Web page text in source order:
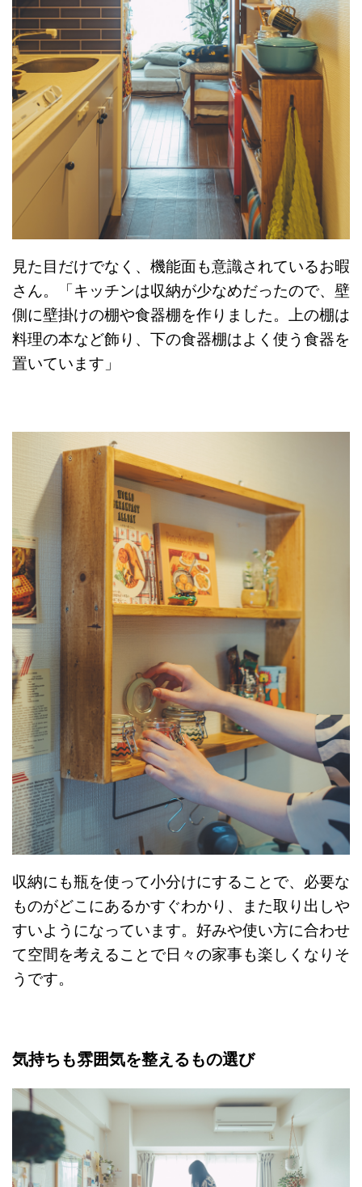
見た目だけでなく、機能面も意識されているお暇
さん。「キッチンは収納が少なめだったので、壁
側に壁掛けの棚や食器棚を作りました。上の棚は
料理の本など飾り、下の食器棚はよく使う食器を
置いています」
収納にも瓶を使って小分けにすることで、必要な
ものがどこにあるかすぐわかり、また取り出しや
すいようになっています。好みや使い方に合わせ
て空間を考えることで日々の家事も楽しくなりそ
うです。
気持ちも雰囲気を整えるもの選び